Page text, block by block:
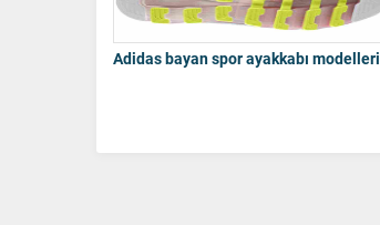
Adidas bayan spor ayakkabı modelleri